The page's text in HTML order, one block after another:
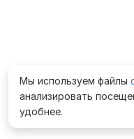
Мы используем файлы
анализировать
удобнее.